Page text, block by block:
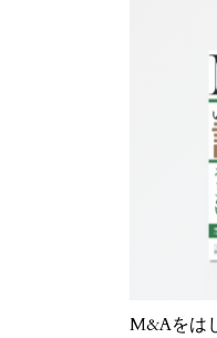
M&Aをは